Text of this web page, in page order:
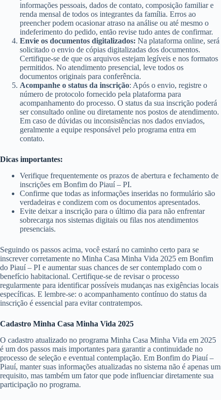
informações pessoais, dados de contato, composição familiar e
renda mensal de todos os integrantes da família. Erros ao
preencher podem ocasionar atraso na análise ou até mesmo o
indeferimento do pedido, então revise tudo antes de confirmar.
Envie os documentos digitalizados: Na plataforma online, será
solicitado o envio de cópias digitalizadas dos documentos.
Certifique-se de que os arquivos estejam legíveis e nos formatos
permitidos. No atendimento presencial, leve todos os
documentos originais para conferência.
Acompanhe o status da inscrição: Após o envio, registre o
número de protocolo fornecido pela plataforma para
acompanhamento do processo. O status da sua inscrição poderá
ser consultado online ou diretamente nos postos de atendimento.
Em caso de dúvidas ou inconsistências nos dados enviados,
geralmente a equipe responsável pelo programa entra em
contato.
Dicas importantes:
Verifique frequentemente os prazos de abertura e fechamento de
inscrições em Bonfim do Piauí – PI.
Confirme que todas as informações inseridas no formulário são
verdadeiras e condizem com os documentos apresentados.
Evite deixar a inscrição para o último dia para não enfrentar
sobrecarga nos sistemas digitais ou filas nos atendimentos
presenciais.
Seguindo os passos acima, você estará no caminho certo para se
inscrever corretamente no Minha Casa Minha Vida 2025 em Bonfim
do Piauí – PI e aumentar suas chances de ser contemplado com o
benefício habitacional. Certifique-se de revisar o processo
regularmente para identificar possíveis mudanças nas exigências locais
específicas. E lembre-se: o acompanhamento contínuo do status da
inscrição é essencial para evitar contratempos.
Cadastro Minha Casa Minha Vida 2025
O cadastro atualizado no programa Minha Casa Minha Vida em 2025
é um dos passos mais importantes para garantir a continuidade no
processo de seleção e eventual contemplação. Em Bonfim do Piauí –
Piauí, manter suas informações atualizadas no sistema não é apenas um
requisito, mas também um fator que pode influenciar diretamente sua
participação no programa.